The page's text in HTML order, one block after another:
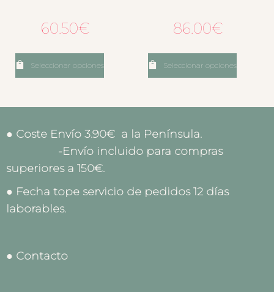
60.50€
Seleccionar opciones
86.00€
Seleccionar opciones
● Coste Envío 3.90€ a la Península.
-Envío incluido para compras
superiores a 150€.
● Fecha tope servicio de pedidos 12 días
laborables.
● Contacto